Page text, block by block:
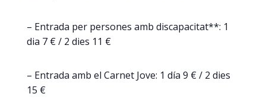
– Entrada per persones amb discapacitat**: 1
dia 7 € / 2 dies 11 €
– Entrada amb el Carnet Jove: 1 día 9 € / 2 dies
15 €